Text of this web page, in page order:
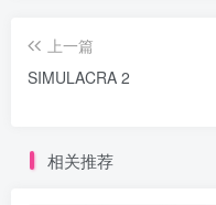
上一篇
SIMULACRA 2
相关推荐